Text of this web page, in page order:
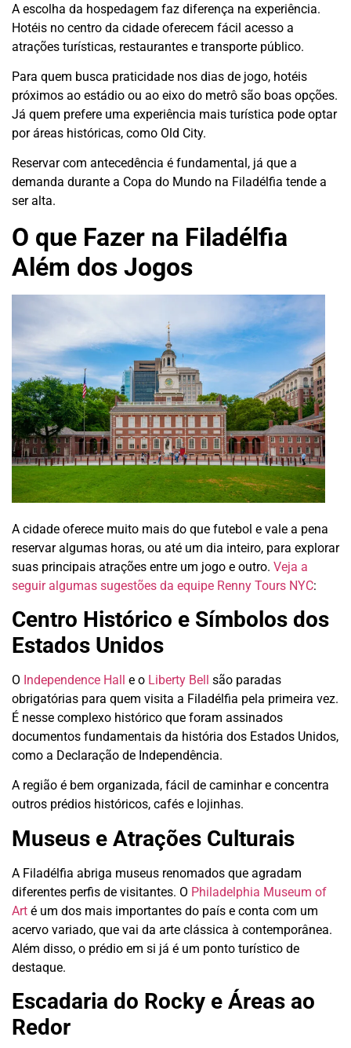
A escolha da hospedagem faz diferença na experiência.
Hotéis no centro da cidade oferecem fácil acesso a
atrações turísticas, restaurantes e transporte público.
Para quem busca praticidade nos dias de jogo, hotéis
próximos ao estádio ou ao eixo do metrô são boas opções.
Já quem prefere uma experiência mais turística pode optar
por áreas históricas, como Old City.
Reservar com antecedência é fundamental, já que a
demanda durante a Copa do Mundo na Filadélfia tende a
ser alta.
O que Fazer na Filadélfia
Além dos Jogos
A cidade oferece muito mais do que futebol e vale a pena
reservar algumas horas, ou até um dia inteiro, para explorar
suas principais atrações entre um jogo e outro. Veja a
seguir algumas sugestões da equipe Renny Tours NYC:
Centro Histórico e Símbolos dos
Estados Unidos
O Independence Hall e o Liberty Bell são paradas
obrigatórias para quem visita a Filadélfia pela primeira vez.
É nesse complexo histórico que foram assinados
documentos fundamentais da história dos Estados Unidos,
como a Declaração de Independência.
A região é bem organizada, fácil de caminhar e concentra
outros prédios históricos, cafés e lojinhas.
Museus e Atrações Culturais
A Filadélfia abriga museus renomados que agradam
diferentes perfis de visitantes. O Philadelphia Museum of
Art é um dos mais importantes do país e conta com um
acervo variado, que vai da arte clássica à contemporânea.
Além disso, o prédio em si já é um ponto turístico de
destaque.
Escadaria do Rocky e Áreas ao
Redor